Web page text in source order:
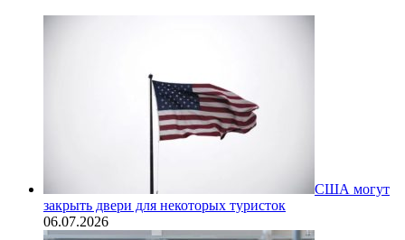
США могут
закрыть двери для некоторых туристок
06.07.2026